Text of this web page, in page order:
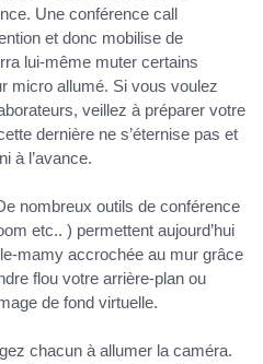
Une conférence call
et donc mobilise de
lui-même muter certains
micro allumé. Si vous voulez
veillez à préparer votre
dernière ne s’éternise pas et
à l’avance.
nombreux outils de conférence
etc.. ) permettent aujourd’hui
mamy accrochée au mur grâce
flou votre arrière-plan ou
de fond virtuelle.
chacun à allumer la caméra.